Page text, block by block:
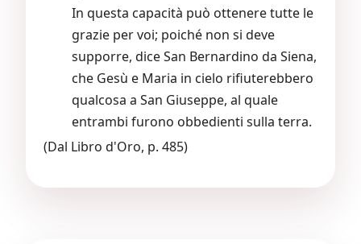
In questa capacità può ottenere tutte le
grazie per voi; poiché non si deve
supporre, dice San Bernardino da Siena,
che Gesù e Maria in cielo rifiuterebbero
qualcosa a San Giuseppe, al quale
entrambi furono obbedienti sulla terra.
(Dal Libro d'Oro, p. 485)